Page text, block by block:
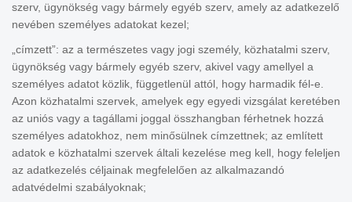
szerv, ügynökség vagy bármely egyéb szerv, amely az adatkezelő
nevében személyes adatokat kezel;
„címzett”: az a természetes vagy jogi személy, közhatalmi szerv,
ügynökség vagy bármely egyéb szerv, akivel vagy amellyel a
személyes adatot közlik, függetlenül attól, hogy harmadik fél-e.
Azon közhatalmi szervek, amelyek egy egyedi vizsgálat keretében
az uniós vagy a tagállami joggal összhangban férhetnek hozzá
személyes adatokhoz, nem minősülnek címzettnek; az említett
adatok e közhatalmi szervek általi kezelése meg kell, hogy feleljen
az adatkezelés céljainak megfelelően az alkalmazandó
adatvédelmi szabályoknak;